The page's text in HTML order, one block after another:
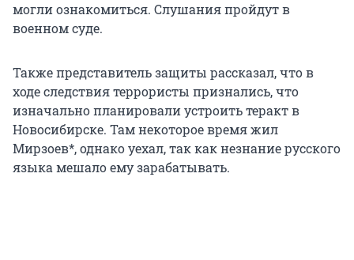
могли ознакомиться. Слушания пройдут в
военном суде.
Также представитель защиты рассказал, что в
ходе следствия террористы признались, что
изначально планировали устроить теракт в
Новосибирске. Там некоторое время жил
Мирзоев*, однако уехал, так как незнание русского
языка мешало ему зарабатывать.